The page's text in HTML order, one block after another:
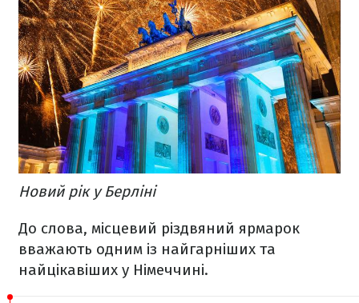
Новий рік у Берліні
До слова, місцевий різдвяний ярмарок
вважають одним із найгарніших та
найцікавіших у Німеччині.